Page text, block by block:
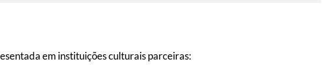
em instituições culturais parceiras: